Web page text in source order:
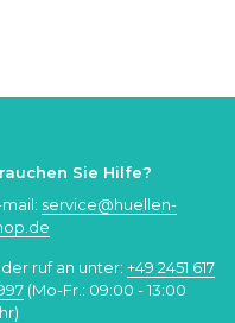
Sie Hilfe?
mail: service@huellen-
ruf an unter: +49 2451 617
(Mo-Fr.: 09:00 - 13:00